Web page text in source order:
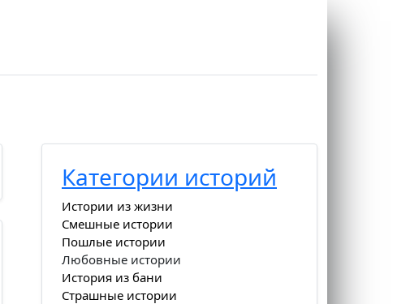
Категории историй
Истории из жизни
Смешные истории
Пошлые истории
Любовные истории
История из бани
Страшные истории